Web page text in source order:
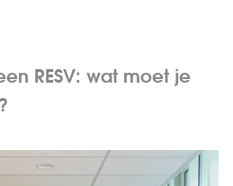
RESV: wat moet je